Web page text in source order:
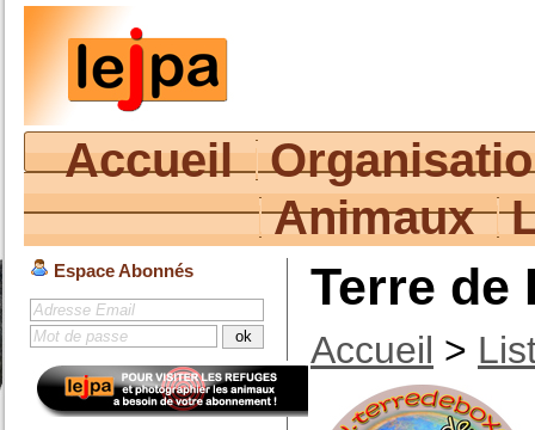
Accueil
Animaux
Espace Abonnés Terre de
Accueil >